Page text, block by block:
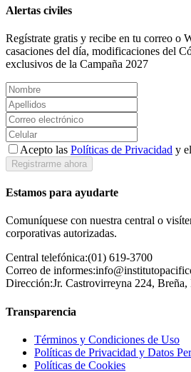
Alertas civiles
Regístrate gratis y recibe en tu correo o
casaciones del día, modificaciones del
exclusivos de la Campaña 2027
Acepto las Políticas de Privacidad y
Registrarme ahora
Estamos para ayudarte
Comuníquese con nuestra central o
corporativas autorizadas.
Central telefónica:(01) 619-3700
Correo de informes:
Dirección:Jr. Castrovirreyna 224, Breña,
Transparencia
Términos y Condiciones de Uso
Políticas de Privacidad y Datos
Políticas de Cookies